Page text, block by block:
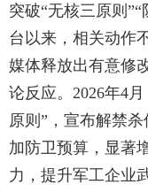
突破“无核三原则
台以来，相关动作
媒体释放出有意修
论反应。2026年4
原则”，宣布解禁
加防卫预算，显著
力，提升军工企业